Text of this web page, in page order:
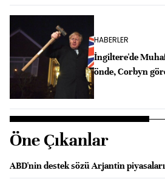
HABERLER
İngiltere'de
önde, Corbyn
Öne Çıkanlar
ABD'nin destek sözü Arjantin